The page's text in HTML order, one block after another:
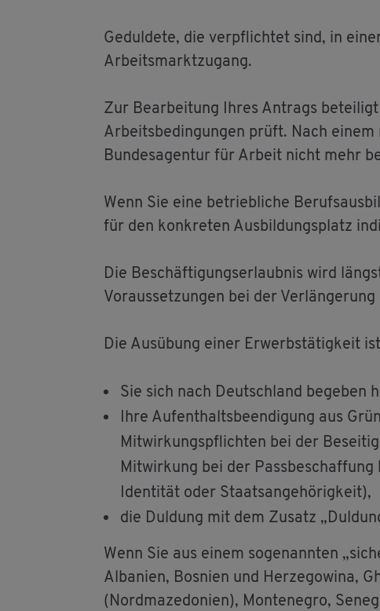
Ge­dul­de­te, die ver­pflich­tet sind, in
Ar­beits­markt­zu­gang.
Zur Be­ar­bei­tung Ihres An­trags
Ar­beits­be­din­gun­gen prüft. Nach
Bun­des­agen­tur für Ar­beit nicht mehr
Wenn Sie eine be­trieb­li­che
für den kon­kre­ten Aus­bil­dungs­platz
Die Be­schäf­ti­gungs­er­laub­nis wird
Vor­aus­set­zun­gen bei der
Die Aus­übung einer Er­werbs­tä­tig­keit
Sie sich nach Deutsch­land be­ge­ben
Ihre Auf­ent­halts­be­en­di­gung aus
Mit­wir­kungs­pflich­ten bei der
Mit­wir­kung bei der
Iden­ti­tät oder Staats­an­ge­hö­rig­keit),
die Dul­dung mit dem Zu­satz
Wenn Sie aus einem so­ge­nann­ten
Al­ba­ni­en, Bos­ni­en und Her­ze­go­wi­na,
(Nord­ma­ze­do­ni­en), Mon­te­ne­gro,